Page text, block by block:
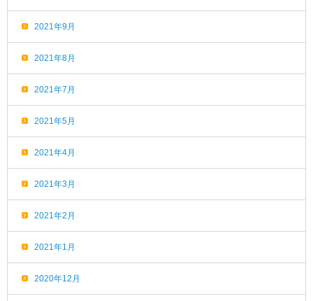
2021年9月
2021年8月
2021年7月
2021年5月
2021年4月
2021年3月
2021年2月
2021年1月
2020年12月